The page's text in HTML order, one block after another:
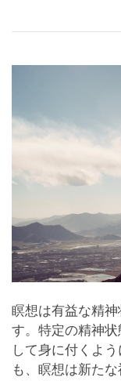
瞑想は有益な精
す。特定の精神
して身に付くよ
も、瞑想は新た